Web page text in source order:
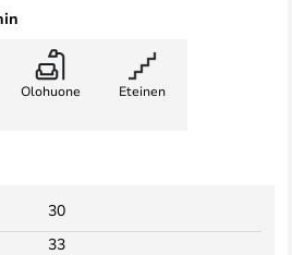
Olohuone Eteinen
30
33